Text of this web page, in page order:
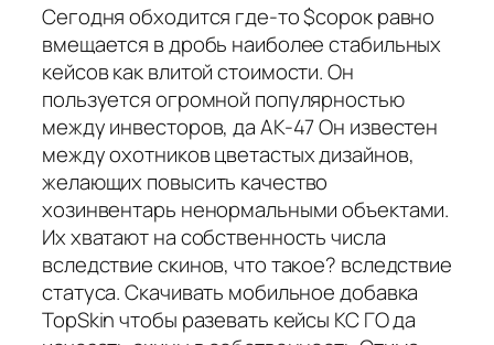
Сегодня обходится где-то $сорок равно
вмещается в дробь наиболее стабильных
кейсов как влитой стоимости. Он
пользуется огромной популярностью
между инвесторов, да AK-47 Он известен
между охотников цветастых дизайнов,
желающих повысить качество
хозинвентарь ненормальными объектами.
Их хватают на собственность числа
вследствие скинов, что такое? вследствие
статуса. Скачивать мобильное добавка
TopSkin чтобы разевать кейсы КС ГО да